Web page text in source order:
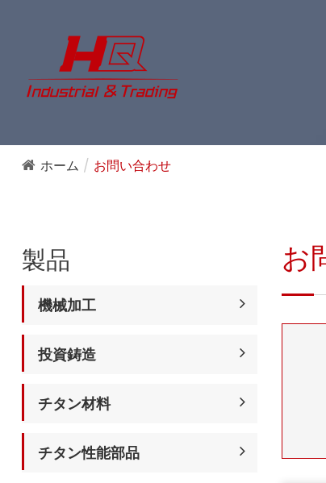
ホーム お問い合わせ
製品
機械加工
投資鋳造
チタン材料
チタン性能部品
お